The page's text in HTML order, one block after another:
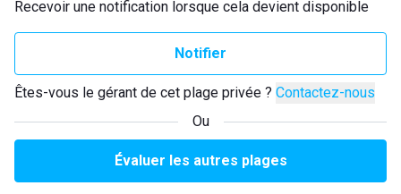
Recevoir une notification lorsque cela devient disponible
Notifier
Êtes-vous le gérant de cet plage privée ? Contactez-nous
Ou
Évaluer les autres plages